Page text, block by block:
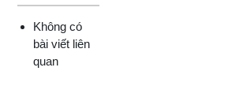
Không có
bài viết liên
quan